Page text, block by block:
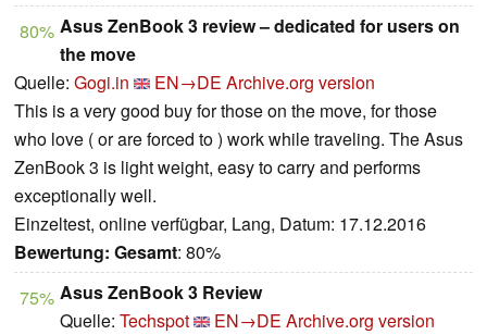
80% Asus ZenBook 3 review – dedicated for users on
the move
Quelle: Gogi.in EN→DE Archive.org version
This is a very good buy for those on the move, for those
who love ( or are forced to ) work while traveling. The Asus
ZenBook 3 is light weight, easy to carry and performs
exceptionally well.
Einzeltest, online verfügbar, Lang, Datum: 17.12.2016
Bewertung: Gesamt: 80%
75% Asus ZenBook 3 Review
Quelle: Techspot EN→DE Archive.org version